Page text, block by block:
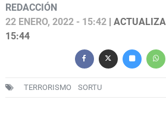
REDACCIÓN
22 ENERO, 2022 - 15:42 |
15:44
TERRORISMO SORTU